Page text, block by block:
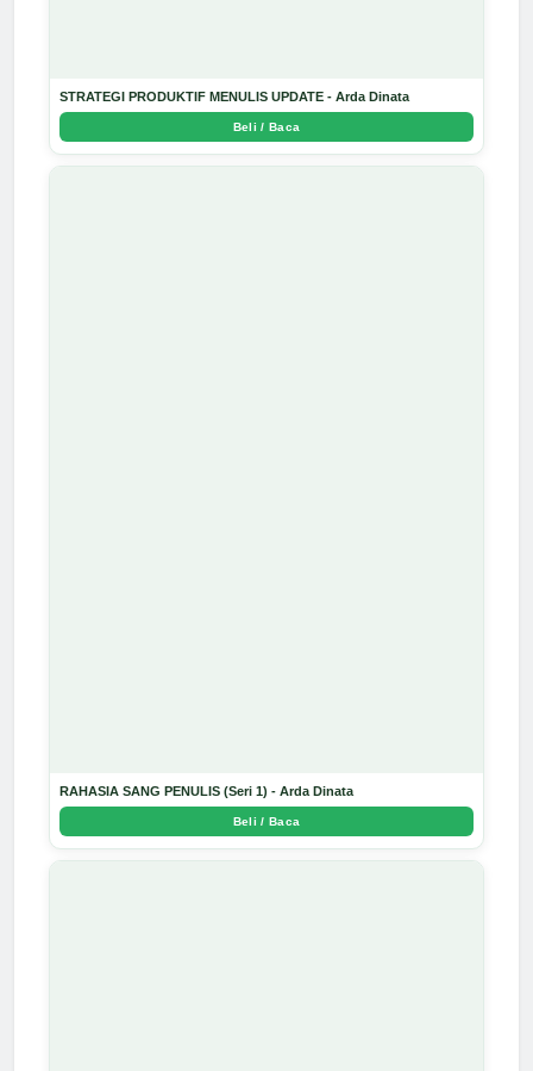
STRATEGI PRODUKTIF MENULIS UPDATE - Arda Dinata
Beli / Baca
RAHASIA SANG PENULIS (Seri 1) - Arda Dinata
Beli / Baca